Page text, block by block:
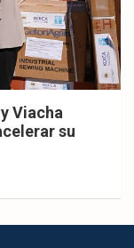
Viacha
su